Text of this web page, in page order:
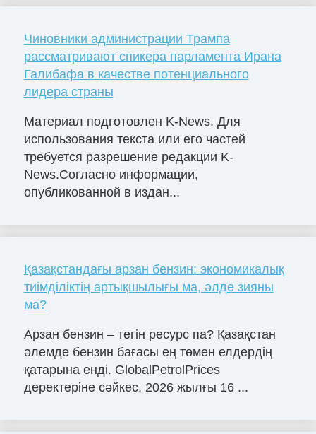
Чиновники администрации Трампа
рассматривают спикера парламента Ирана
Галибафа в качестве потенциального
лидера страны
Материал подготовлен K-News. Для
использования текста или его частей
требуется разрешение редакции K-
News.Согласно информации,
опубликованной в издан...
Қазақстандағы арзан бензин: экономикалық
тиімділіктің артықшылығы ма, әлде зияны
ма?
Арзан бензин – тегін ресурс па? Қазақстан
әлемде бензин бағасы ең төмен елдердің
қатарына енді. GlobalPetrolPrices
деректеріне сәйкес, 2026 жылғы 16 ...